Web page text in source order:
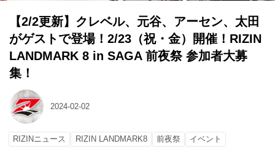
【2/2更新】クレベル、元谷、アーセン、太田
がゲストで登場！2/23（祝・金）開催！RIZIN
LANDMARK 8 in SAGA 前夜祭 参加者大募
集！
2024-02-02
RIZINニュース RIZIN LANDMARK8 前夜祭 イベント